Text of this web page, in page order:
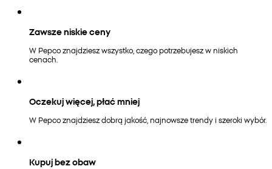
Zawsze niskie ceny
W Pepco znajdziesz wszystko, czego potrzebujesz w niskich
cenach.
Oczekuj więcej, płać mniej
W Pepco znajdziesz dobrą jakość, najnowsze trendy i szeroki wybór.
Kupuj bez obaw